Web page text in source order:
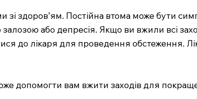
зі здоров’ям. Постійна втома може бути
або депресія. Якщо ви вжили всі
до лікаря для проведення обстеження.
допомогти вам вжити заходів для